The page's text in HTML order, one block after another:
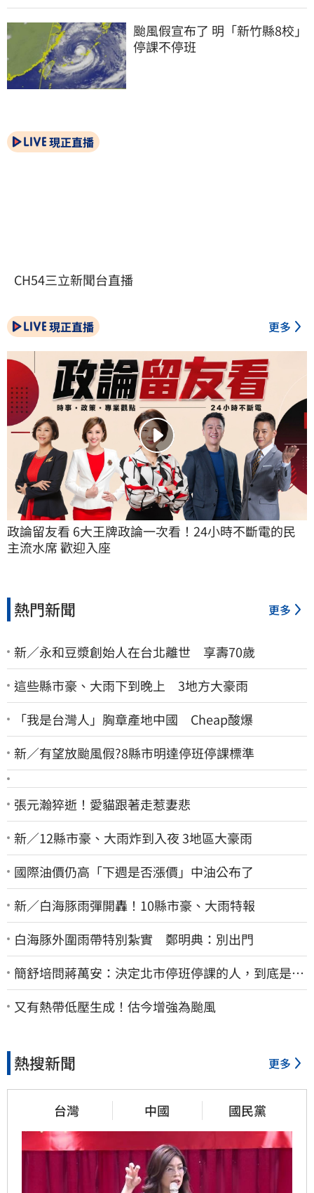
颱風假宣布了 明「新竹縣8校」
停課不停班
現正直播
CH54三立新聞台直播
現正直播 更多
政論留友看 6大王牌政論一次看！24小時不斷電的民
主流水席 歡迎入座
熱門新聞 更多
新／永和豆漿創始人在台北離世 享壽70歲
這些縣市豪、大雨下到晚上 3地方大豪雨
「我是台灣人」胸章產地中國 Cheap酸爆
新／有望放颱風假?8縣市明達停班停課標準
張元瀚猝逝！愛貓跟著走惹妻悲
新／12縣市豪、大雨炸到入夜 3地區大豪雨
國際油價仍高「下週是否漲價」中油公布了
新／白海豚雨彈開轟！10縣市豪、大雨特報
白海豚外圍雨帶特別紮實 鄭明典：別出門
簡舒培問蔣萬安：決定北市停班停課的人，到底是台
北市長，還是氣象署？
又有熱帶低壓生成！估今增強為颱風
熱搜新聞 更多
台灣 中國 國民黨